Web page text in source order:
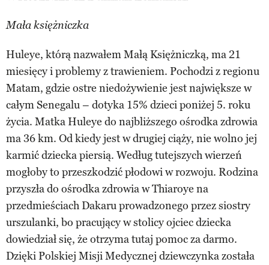
Mała księżniczka
Huleye, którą nazwałem Małą Księżniczką, ma 21
miesięcy i problemy z trawieniem. Pochodzi z regionu
Matam, gdzie ostre niedożywienie jest największe w
całym Senegalu – dotyka 15% dzieci poniżej 5. roku
życia. Matka Huleye do najbliższego ośrodka zdrowia
ma 36 km. Od kiedy jest w drugiej ciąży, nie wolno jej
karmić dziecka piersią. Według tutejszych wierzeń
mogłoby to przeszkodzić płodowi w rozwoju. Rodzina
przyszła do ośrodka zdrowia w Thiaroye na
przedmieściach Dakaru prowadzonego przez siostry
urszulanki, bo pracujący w stolicy ojciec dziecka
dowiedział się, że otrzyma tutaj pomoc za darmo.
Dzięki Polskiej Misji Medycznej dziewczynka została